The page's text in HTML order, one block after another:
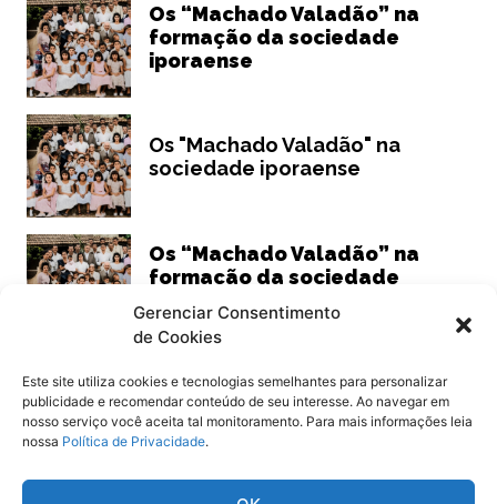
Gerenciar Consentimento
de Cookies
Este site utiliza cookies e tecnologias semelhantes para personalizar
publicidade e recomendar conteúdo de seu interesse. Ao navegar em
nosso serviço você aceita tal monitoramento. Para mais informações leia
nossa Política de Privacidade.
Os “Machado Valadão” na
formação da sociedade
iporaense
Os "Machado Valadão" na
sociedade iporaense
Os “Machado Valadão” na
formação da sociedade
iporaense
SigaOeste Goiano Notícias